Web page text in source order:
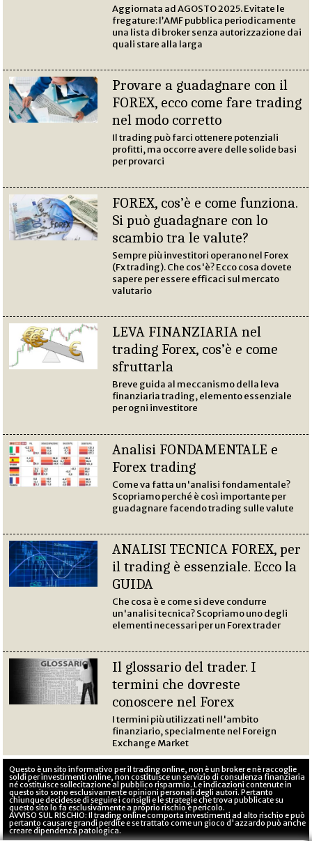
Aggiornata ad AGOSTO 2025. Evitate le
fregature: l’AMF pubblica periodicamente
una lista di broker senza autorizzazione dai
quali stare alla larga
Provare a guadagnare con il
FOREX, ecco come fare trading
nel modo corretto
Il trading può farci ottenere potenziali
profitti, ma occorre avere delle solide basi
per provarci
FOREX, cos’è e come funziona.
Si può guadagnare con lo
scambio tra le valute?
Sempre più investitori operano nel Forex
(Fx trading). Che cos'è? Ecco cosa dovete
sapere per essere efficaci sul mercato
valutario
LEVA FINANZIARIA nel
trading Forex, cos’è e come
sfruttarla
Breve guida al meccanismo della leva
finanziaria trading, elemento essenziale
per ogni investitore
Analisi FONDAMENTALE e
Forex trading
Come va fatta un'analisi fondamentale?
Scopriamo perché è così importante per
guadagnare facendo trading sulle valute
ANALISI TECNICA FOREX, per
il trading è essenziale. Ecco la
GUIDA
Che cosa è e come si deve condurre
un'analisi tecnica? Scopriamo uno degli
elementi necessari per un Forex trader
Il glossario del trader. I
termini che dovreste
conoscere nel Forex
I termini più utilizzati nell'ambito
finanziario, specialmente nel Foreign
Exchange Market
Questo è un sito informativo per il trading online, non è un broker e nè raccoglie
soldi per investimenti online, non costituisce un servizio di consulenza finanziaria
né costituisce sollecitazione al pubblico risparmio. Le indicazioni contenute in
questo sito sono esclusivamente opinioni personali degli autori. Pertanto
chiunque decidesse di seguire i consigli e le strategie che trova pubblicate su
questo sito lo fa esclusivamente a proprio rischio e pericolo.
AVVISO SUL RISCHIO: Il trading online comporta investimenti ad alto rischio e può
pertanto causare grandi perdite e se trattato come un gioco d'azzardo può anche
creare dipendenza patologica.